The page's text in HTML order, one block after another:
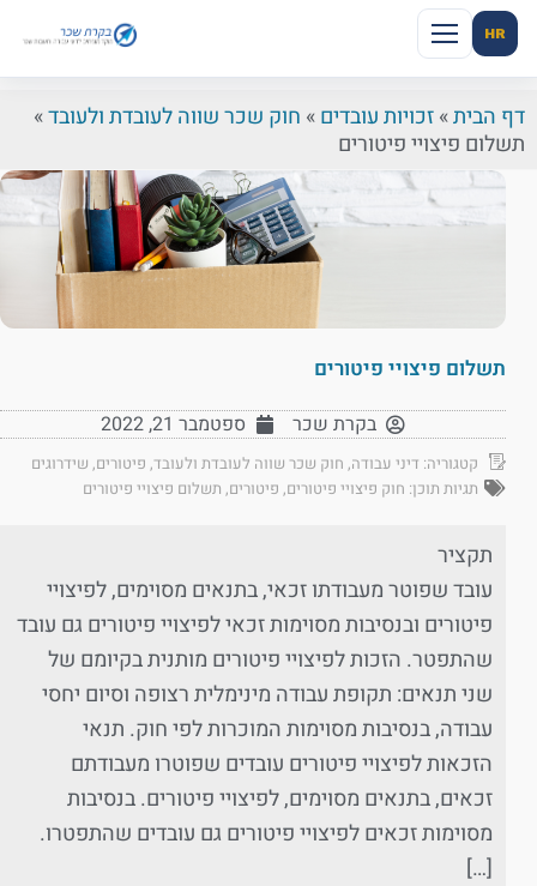
HR
דף הבית»זכויות עובדים»חוק שכר שווה לעובדת ולעובד»
תשלום פיצויי פיטורים
תשלום פיצויי פיטורים
בקרת שכר ספטמבר 21, 2022
קטגוריה:דיני עבודה,חוק שכר שווה לעובדת ולעובד,פיטורים,שידרוגים
תגיות תוכן: חוק פיצויי פיטורים,פיטורים,תשלום פיצויי פיטורים
תקציר
עובד שפוטר מעבודתו זכאי, בתנאים מסוימים, לפיצויי
פיטורים ובנסיבות מסוימות זכאי לפיצויי פיטורים גם עובד
שהתפטר. הזכות לפיצויי פיטורים מותנית בקיומם של
שני תנאים: תקופת עבודה מינימלית רצופה וסיום יחסי
עבודה, בנסיבות מסוימות המוכרות לפי חוק. תנאי
הזכאות לפיצויי פיטורים עובדים שפוטרו מעבודתם
זכאים, בתנאים מסוימים, לפיצויי פיטורים. בנסיבות
מסוימות זכאים לפיצויי פיטורים גם עובדים שהתפטרו.
[…]